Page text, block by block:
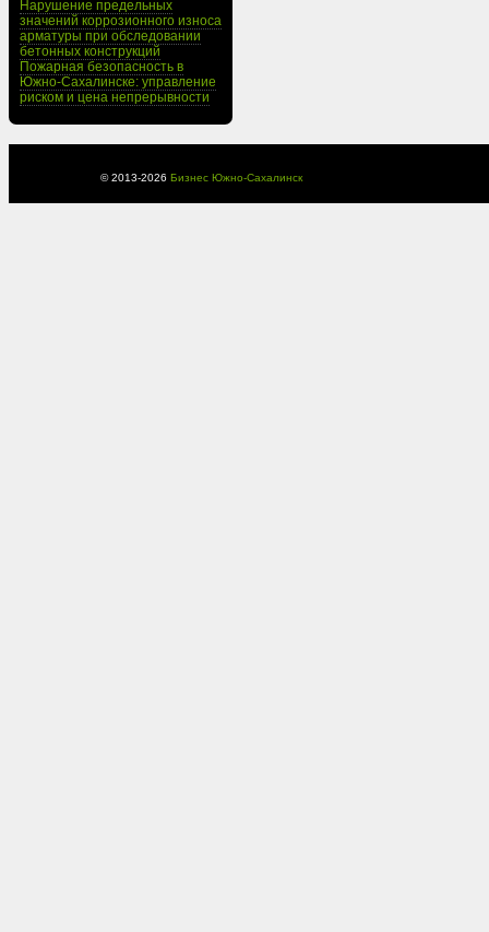
Нарушение предельных
значений коррозионного износа
арматуры при обследовании
бетонных конструкций
Пожарная безопасность в
Южно-Сахалинске: управление
риском и цена непрерывности
© 2013-2026 Бизнес Южно-Сахалинск